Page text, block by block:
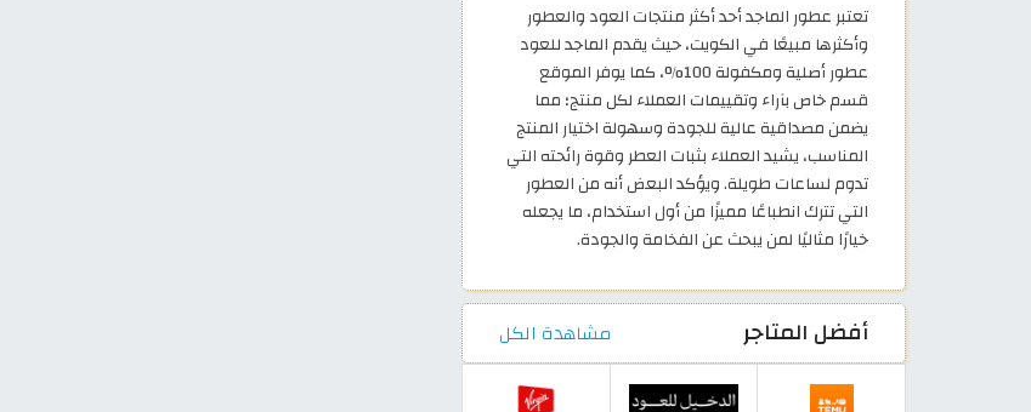
تعتبر عطور الماجد أحد أكثر منتجات العود والعطور
وأكثرها مبيعًا في الكويت، حيث يقدم الماجد للعود
عطور أصلية ومكفولة 100%، كما يوفر الموقع
قسم خاص بآراء وتقييمات العملاء لكل منتج؛ مما
يضمن مصداقية عالية للجودة وسهولة اختيار المنتج
المناسب، يشيد العملاء بثبات العطر وقوة رائحته التي
تدوم لساعات طويلة. ويؤكد البعض أنه من العطور
التي تترك انطباعًا مميزًا من أول استخدام، ما يجعله
خيارًا مثاليًا لمن يبحث عن الفخامة والجودة.
أفضل المتاجر مشاهدة الكل